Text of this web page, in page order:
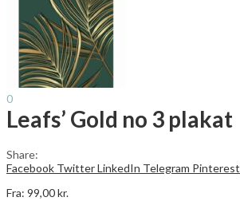
Search
0,00kr.
Menu
Search
0
0,00
Leafs’ Gold no 3 plakat
Share:
Facebook TwitterLinkedIn Telegram Pinterest
Fra: 99,00kr.